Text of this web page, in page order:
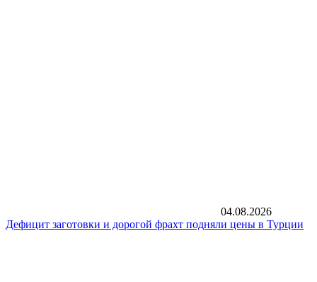
04.08.2026
Дефицит заготовки и дорогой фрахт подняли цены в Турции